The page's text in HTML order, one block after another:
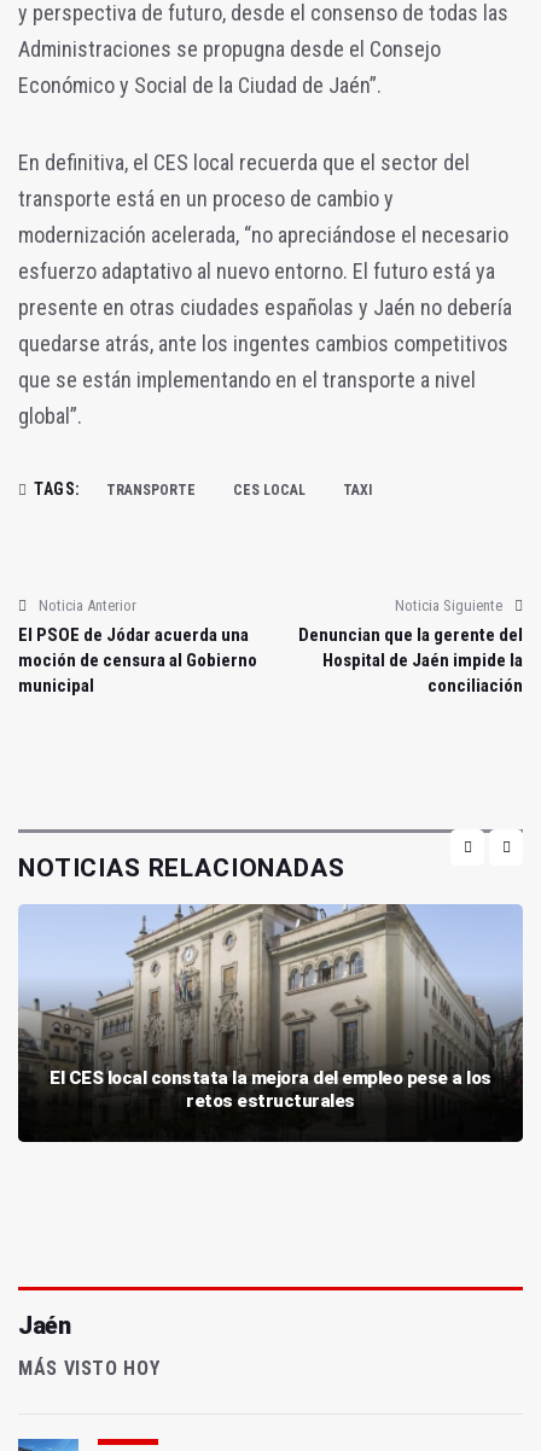
y perspectiva de futuro, desde el consenso de todas las
Administraciones se propugna desde el Consejo
Económico y Social de la Ciudad de Jaén”.
En definitiva, el CES local recuerda que el sector del
transporte está en un proceso de cambio y
modernización acelerada, “no apreciándose el necesario
esfuerzo adaptativo al nuevo entorno. El futuro está ya
presente en otras ciudades españolas y Jaén no debería
quedarse atrás, ante los ingentes cambios competitivos
que se están implementando en el transporte a nivel
global”.
TAGS: TRANSPORTE CES LOCAL TAXI
Noticia Anterior
El PSOE de Jódar acuerda una
moción de censura al Gobierno
municipal
Noticia Siguiente
Denuncian que la gerente del
Hospital de Jaén impide la
conciliación
NOTICIAS RELACIONADAS
El CES local constata la mejora del empleo pese a los
retos estructurales
Jaén
MÁS VISTO HOY